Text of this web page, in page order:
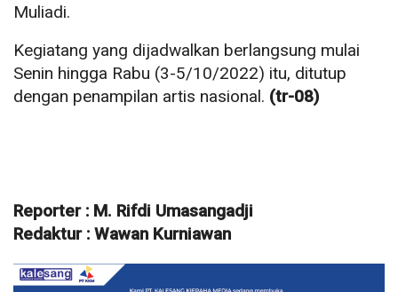
Muliadi.
Kegiatang yang dijadwalkan berlangsung mulai
Senin hingga Rabu (3-5/10/2022) itu, ditutup
dengan penampilan artis nasional. (tr-08)
Reporter : M. Rifdi Umasangadji
Redaktur : Wawan Kurniawan